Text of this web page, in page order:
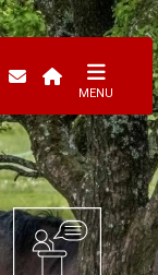
MENU